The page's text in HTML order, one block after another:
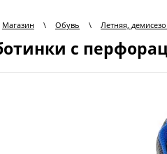
Магазин \ Обувь \ Летняя,
с